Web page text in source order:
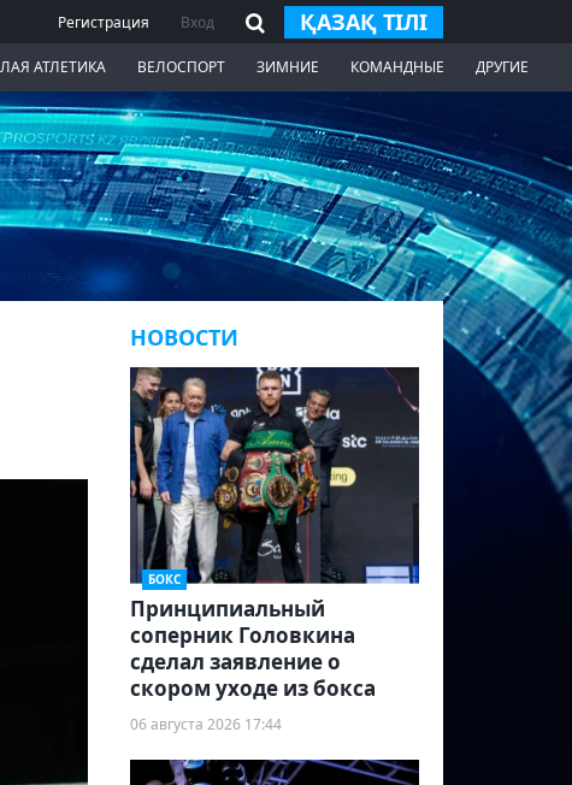
Регистрация Вход ҚАЗАҚ ТІЛІ
АТЛЕТИКА ВЕЛОСПОРТ ЗИМНИЕ КОМАНДНЫЕ ДРУГИЕ
НОВОСТИ
БОКС
Принципиальный
соперник Головкина
сделал заявление о
скором уходе из бокса
06 августа 2026 17:44